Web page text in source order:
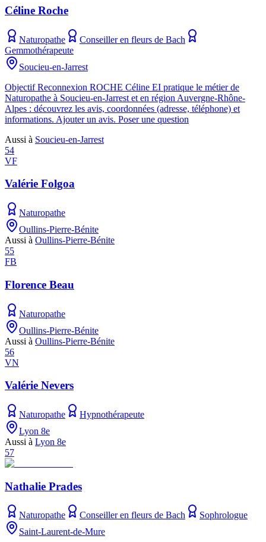
Céline Roche
Naturopathe
Conseiller en fleurs de Bach
Gemmothérapeute
Soucieu-en-Jarrest
Objectif Reconnexion ROCHE Céline EI pratique le métier de
Naturopathe à Soucieu-en-Jarrest et en région Auvergne-Rhône-
Alpes : découvrez les avis, coordonnées (adresse, téléphone) et
informations. Ajouter un avis. Poser une question
Aussi à Soucieu-en-Jarrest
54
VF
Valérie Folgoa
Naturopathe
Oullins-Pierre-Bénite
Aussi à Oullins-Pierre-Bénite
55
FB
Florence Beau
Naturopathe
Oullins-Pierre-Bénite
Aussi à Oullins-Pierre-Bénite
56
VN
Valérie Nevers
Naturopathe
Hypnothérapeute
Lyon 8e
Aussi à Lyon 8e
57
Nathalie Prades
Naturopathe Conseiller en fleurs de Bach
Sophrologue
Saint-Laurent-de-Mure